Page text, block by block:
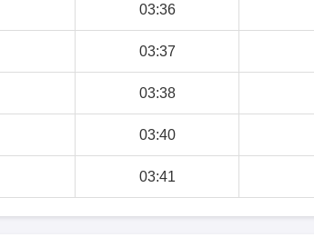
03:36
03:37
03:38
03:40
03:41